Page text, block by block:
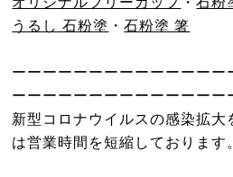
うるし 石粉塗 ・石粉塗 箸
ーーーーーーーーーーーーーー
ーーーーーーーーーーーーーー
新型コロナウイルスの感染拡大
は営業時間を短縮しております